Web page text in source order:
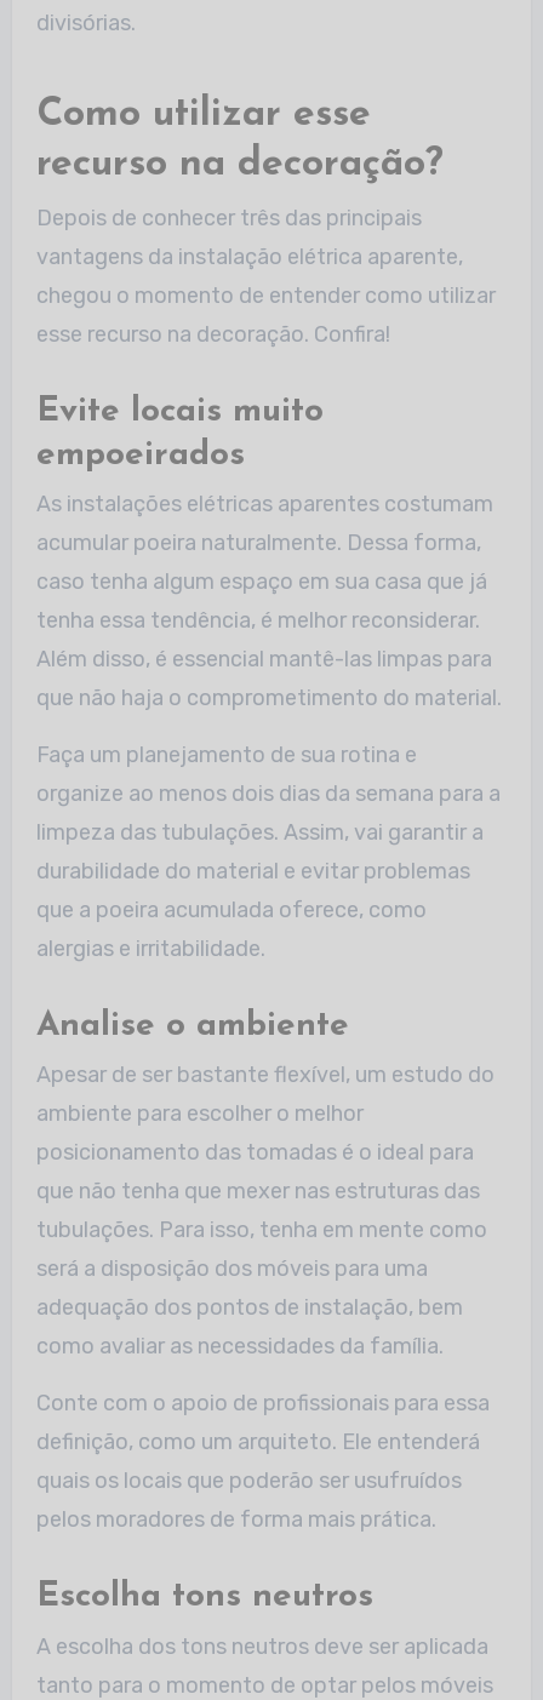
divisórias.
Como utilizar esse
recurso na decoração?
Depois de conhecer três das principais
vantagens da instalação elétrica aparente,
chegou o momento de entender como utilizar
esse recurso na decoração. Confira!
Evite locais muito
empoeirados
As instalações elétricas aparentes costumam
acumular poeira naturalmente. Dessa forma,
caso tenha algum espaço em sua casa que já
tenha essa tendência, é melhor reconsiderar.
Além disso, é essencial mantê-las limpas para
que não haja o comprometimento do material.
Faça um planejamento de sua rotina e
organize ao menos dois dias da semana para a
limpeza das tubulações. Assim, vai garantir a
durabilidade do material e evitar problemas
que a poeira acumulada oferece, como
alergias e irritabilidade.
Analise o ambiente
Apesar de ser bastante flexível, um estudo do
ambiente para escolher o melhor
posicionamento das tomadas é o ideal para
que não tenha que mexer nas estruturas das
tubulações. Para isso, tenha em mente como
será a disposição dos móveis para uma
adequação dos pontos de instalação, bem
como avaliar as necessidades da família.
Conte com o apoio de profissionais para essa
definição, como um arquiteto. Ele entenderá
quais os locais que poderão ser usufruídos
pelos moradores de forma mais prática.
Escolha tons neutros
A escolha dos tons neutros deve ser aplicada
tanto para o momento de optar pelos móveis